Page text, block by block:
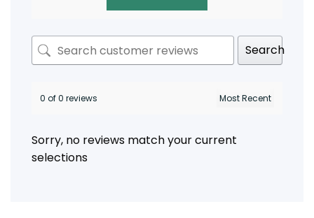
Search
0 of 0 reviews
Sorry, no reviews match your current
selections